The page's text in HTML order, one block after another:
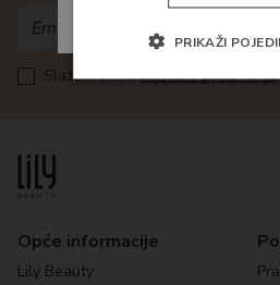
Opće informacije
Lily Beauty
Slažem se sauvjetima poslovanja
PRIKAŽI